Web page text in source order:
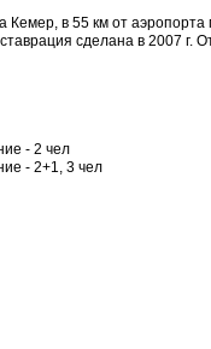
в 55 км от аэропорта
сделана в 2007 г.
- 2 чел
- 2+1, 3 чел